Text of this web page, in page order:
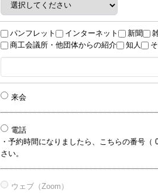
パンフレット インターネット 新聞
商工会議所・他団体からの紹介
知人
来会
電話
・予約時間になりましたら、こちらの番号（
さい。
ウェブ（Zoom）